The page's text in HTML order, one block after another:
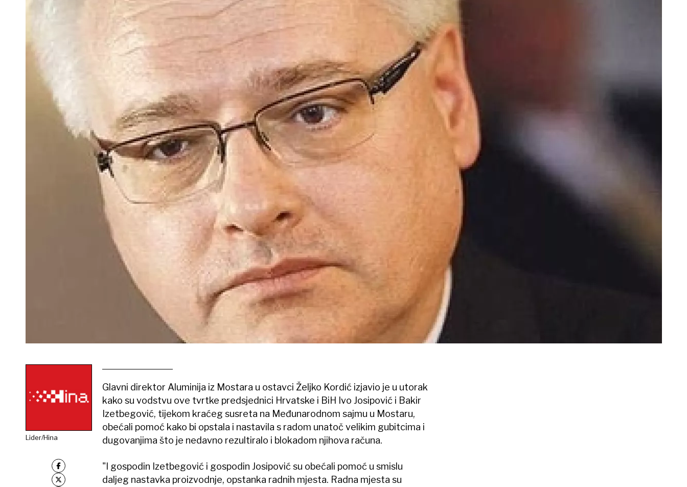
Lider/Hina
Glavni direktor Aluminija iz Mostara u ostavci Željko Kordić izjavio je u utorak
kako su vodstvu ove tvrtke predsjednici Hrvatske i BiH Ivo Josipović i Bakir
Izetbegović, tijekom kraćeg susreta na Međunarodnom sajmu u Mostaru,
obećali pomoć kako bi opstala i nastavila s radom unatoč velikim gubitcima i
dugovanjima što je nedavno rezultiralo i blokadom njihova računa.
"I gospodin Izetbegović i gospodin Josipović su obećali pomoć u smislu
daljeg nastavka proizvodnje, opstanka radnih mjesta. Radna mjesta su